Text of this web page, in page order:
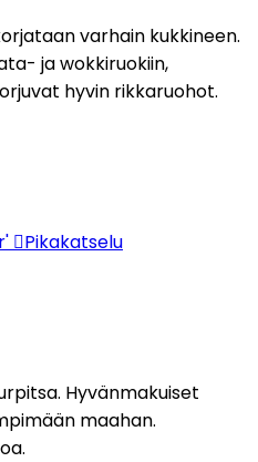
varhain kukkineen.
ja wokkiruokiin,
hyvin rikkaruohot.
Pikakatselu
Hyvänmakuiset
maahan.